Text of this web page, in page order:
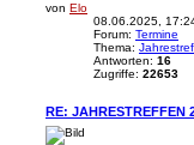
von Elo
08.06.2025,
Forum: Termine
Thema:
Antworten: 16
Zugriffe: 22653
RE: JAHRESTREFFEN